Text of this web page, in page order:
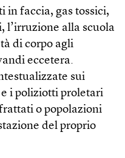
in faccia, gas tossici,
l’irruzione alla scuola
di corpo agli
eccetera.
sui
i poliziotti proletari
o popolazioni
del proprio